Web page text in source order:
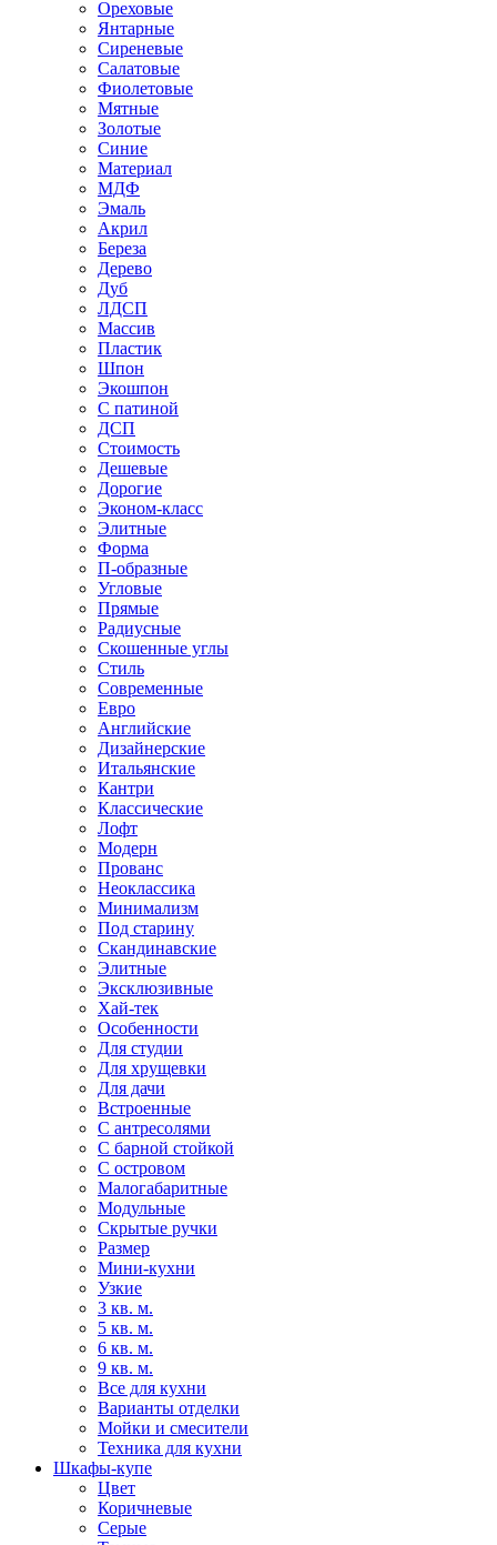
Ореховые
Янтарные
Сиреневые
Салатовые
Фиолетовые
Мятные
Золотые
Синие
Материал
МДФ
Эмаль
Акрил
Береза
Дерево
Дуб
ЛДСП
Массив
Пластик
Шпон
Экошпон
С патиной
ДСП
Стоимость
Дешевые
Дорогие
Эконом-класс
Элитные
Форма
П-образные
Угловые
Прямые
Радиусные
Скошенные углы
Стиль
Современные
Евро
Английские
Дизайнерские
Итальянские
Кантри
Классические
Лофт
Модерн
Прованс
Неоклассика
Минимализм
Под старину
Скандинавские
Элитные
Эксклюзивные
Хай-тек
Особенности
Для студии
Для хрущевки
Для дачи
Встроенные
С антресолями
С барной стойкой
С островом
Малогабаритные
Модульные
Скрытые ручки
Размер
Мини-кухни
Узкие
3 кв. м.
5 кв. м.
6 кв. м.
9 кв. м.
Все для кухни
Варианты отделки
Мойки и смесители
Техника для кухни
Шкафы-купе
Цвет
Коричневые
Серые